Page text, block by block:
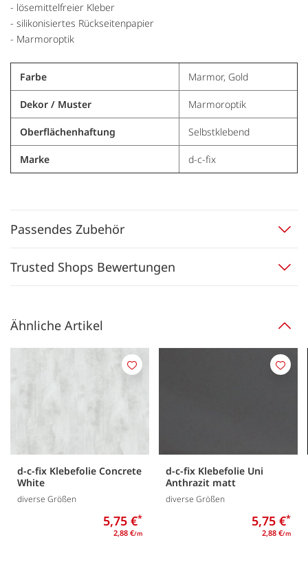
- lösemittelfreier Kleber
- silikonisiertes Rückseitenpapier
- Marmoroptik
Farbe Marmor, Gold
Dekor / Muster Marmoroptik
Oberflächenhaftung Selbstklebend
Marke d-c-fix
Passendes Zubehör
Trusted Shops Bewertungen
Ähnliche Artikel
d-c-fix Klebefolie Concrete
White
diverse Größen
5,75 €*
2,88 €/m
Merken
d-c-fix Klebefolie Uni
Anthrazit matt
diverse Größen
5,75 €*
2,88 €/m